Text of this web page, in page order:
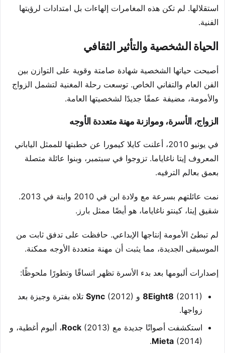
استقلالها. لم تكن هذه المغامرات إلهاءات بل امتدادات لرؤيتها
الفنية.
الحياة الشخصية والتأثير الثقافي
أصبحت حياتها الشخصية شهادة صامتة وقوية على التوازن بين
الفن العام والتفاني الخاص. توسعت رحلة المغنية لتشمل الزواج
والأمومة، مضيفة عمقًا جديدًا لشخصيتها العامة.
الزواج، الأسرة، وموازنة مهنة متعددة الأوجه
في يونيو 2010، أعلنت كايلا كيمورا عن خطبتها للممثل الياباني
المعروف إيتا ناغاياما. تزوجوا في سبتمبر، وبنوا عائلة متصلة
بعمق بعالم الترفيه.
نمت عائلتهم بسرعة مع ولادة ابن في 2010 وابنة في 2013.
شقيق إيتا، كينتو ناغاياما، هو أيضًا ممثل بارز.
لم تبطئ الأمومة إنتاجها الإبداعي. حافظت على تدفق ثابت من
الموسيقى الجديدة، مما يثبت أن مهنة متعددة الأوجه ممكنة.
إصدارات ألبومها بعد بدء الأسرة تظهر اتساقًا وتطورًا ملحوظًا:
8Eight8 (2011) و Sync (2012) تلاه بفترة وجيزة بعد
زواجها.
استكشفت أصواتًا جديدة مع
Rock (2013)، ألبوم أغطية، و
Mieta (2014).